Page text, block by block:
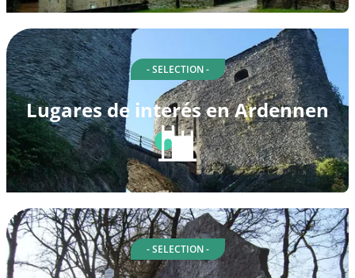
- SELECTION -
Lugares de interés en Ardennen
- SELECTION -